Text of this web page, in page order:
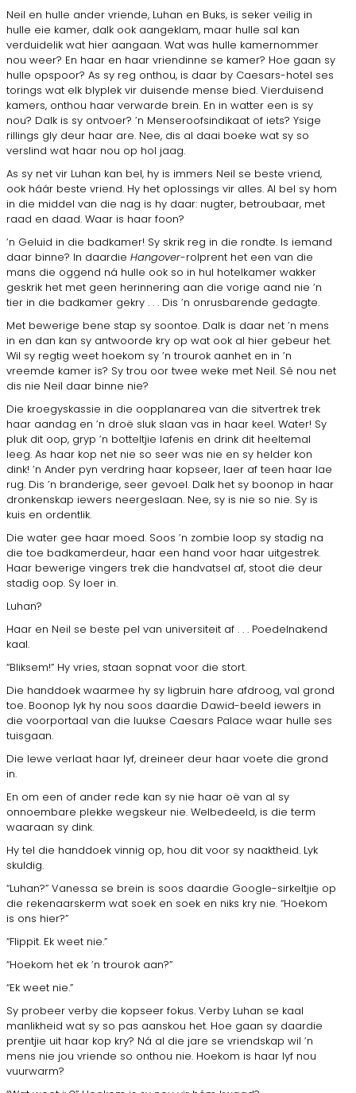
Neil en hulle ander vriende, Luhan en Buks, is seker veilig in
hulle eie kamer, dalk ook aangeklam, maar hulle sal kan
verduidelik wat hier aangaan. Wat was hulle kamernommer
nou weer? En haar en haar vriendinne se kamer? Hoe gaan sy
hulle opspoor? As sy reg onthou, is daar by Caesars-hotel ses
torings wat elk blyplek vir duisende mense bied. Vierduisend
kamers, onthou haar verwarde brein. En in watter een is sy
nou? Dalk is sy ontvoer? ’n Menseroofsindikaat of iets? Ysige
rillings gly deur haar are. Nee, dis al daai boeke wat sy so
verslind wat haar nou op hol jaag.
As sy net vir Luhan kan bel, hy is immers Neil se beste vriend,
ook háár beste vriend. Hy het oplossings vir alles. Al bel sy hom
in die middel van die nag is hy daar: nugter, betroubaar, met
raad en daad. Waar is haar foon?
’n Geluid in die badkamer! Sy skrik reg in die rondte. Is iemand
daar binne? In daardie Hangover-rolprent het een van die
mans die oggend ná hulle ook so in hul hotelkamer wakker
geskrik het met geen herinnering aan die vorige aand nie ’n
tier in die badkamer gekry . . . Dis ’n onrusbarende gedagte.
Met bewerige bene stap sy soontoe. Dalk is daar net ’n mens
in en dan kan sy antwoorde kry op wat ook al hier gebeur het.
Wil sy regtig weet hoekom sy ’n trourok aanhet en in ’n
vreemde kamer is? Sy trou oor twee weke met Neil. Sê nou net
dis nie Neil daar binne nie?
Die kroegyskassie in die oopplanarea van die sitvertrek trek
haar aandag en ’n droë sluk slaan vas in haar keel. Water! Sy
pluk dit oop, gryp ’n botteltjie lafenis en drink dit heeltemal
leeg. As haar kop net nie so seer was nie en sy helder kon
dink! ’n Ander pyn verdring haar kopseer, laer af teen haar lae
rug. Dis ’n branderige, seer gevoel. Dalk het sy boonop in haar
dronkenskap iewers neergeslaan. Nee, sy is nie so nie. Sy is
kuis en ordentlik.
Die water gee haar moed. Soos ’n zombie loop sy stadig na
die toe badkamerdeur, haar een hand voor haar uitgestrek.
Haar bewerige vingers trek die handvatsel af, stoot die deur
stadig oop. Sy loer in.
Luhan?
Haar en Neil se beste pel van universiteit af . . . Poedelnakend
kaal.
“Bliksem!” Hy vries, staan sopnat voor die stort.
Die handdoek waarmee hy sy ligbruin hare afdroog, val grond
toe. Boonop lyk hy nou soos daardie Dawid-beeld iewers in
die voorportaal van die luukse Caesars Palace waar hulle ses
tuisgaan.
Die lewe verlaat haar lyf, dreineer deur haar voete die grond
in.
En om een of ander rede kan sy nie haar oë van al sy
onnoembare plekke wegskeur nie. Welbedeeld, is die term
waaraan sy dink.
Hy tel die handdoek vinnig op, hou dit voor sy naaktheid. Lyk
skuldig.
“Luhan?” Vanessa se brein is soos daardie Google-sirkeltjie op
die rekenaarskerm wat soek en soek en niks kry nie. “Hoekom
is ons hier?”
“Flippit. Ek weet nie.”
“Hoekom het ek ’n trourok aan?”
“Ek weet nie.”
Sy probeer verby die kopseer fokus. Verby Luhan se kaal
manlikheid wat sy so pas aanskou het. Hoe gaan sy daardie
prentjie uit haar kop kry? Ná al die jare se vriendskap wil ’n
mens nie jou vriende so onthou nie. Hoekom is haar lyf nou
vuurwarm?